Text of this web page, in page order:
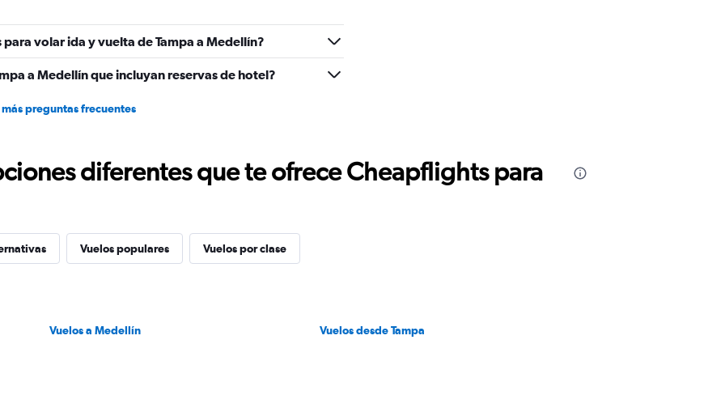
volar ida y vuelta de Tampa a Medellín?
a Medellín que incluyan reservas de hotel?
más preguntas frecuentes
diferentes que te ofrece Cheapflights para
Vuelos populares Vuelos por clase
Vuelos a Medellín
Vuelos desde Tampa